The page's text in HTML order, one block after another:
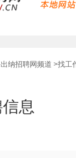
纳招聘网频道 >找工
息